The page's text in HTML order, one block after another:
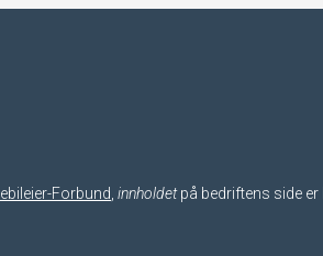
Forbund innholdetpå bedriftens side er